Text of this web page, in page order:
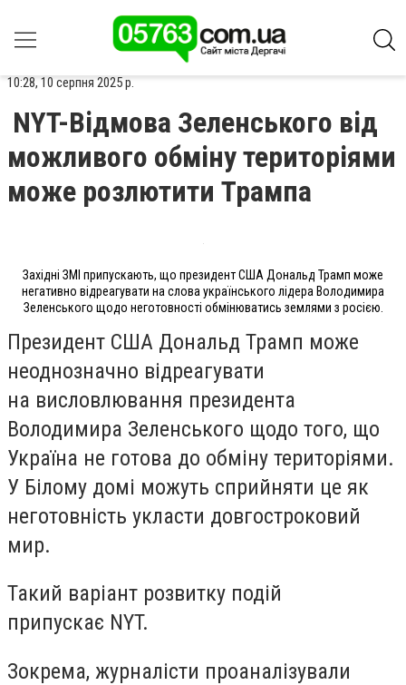
10:28, 10 серпня 2025 р.
NYT-Відмова Зеленського від
можливого обміну територіями
може розлютити Трампа
Західні ЗМІ припускають, що президент США Дональд Трамп може
негативно відреагувати на слова українського лідера Володимира
Зеленського щодо неготовності обмінюватись землями з росією.
Президент США Дональд Трамп може
неоднозначно відреагувати
на висловлювання президента
Володимира Зеленського щодо того, що
Україна не готова до обміну територіями.
У Білому домі можуть сприйняти це як
неготовність укласти довгостроковий
мир.
Такий варіант розвитку подій
припускає NYT.
Зокрема, журналісти проаналізували